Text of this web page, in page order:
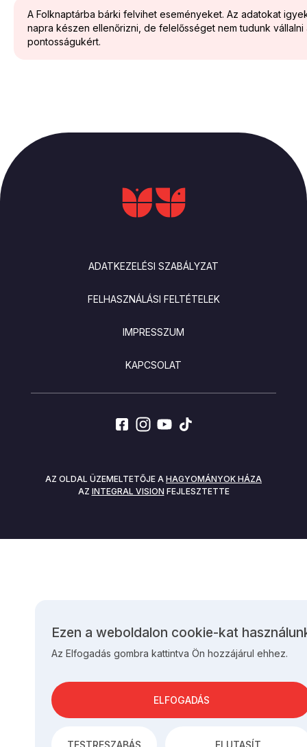
A Folknaptárba bárki felvihet eseményeket. Az adatokat
napra készen ellenőrizni, de felelősséget nem tudunk vállalni
pontosságukért.
ADATKEZELÉSI SZABÁLYZAT
FELHASZNÁLÁSI FELTÉTELEK
IMPRESSZUM
KAPCSOLAT
SOCIALS
AZ OLDAL ÜZEMELTETŐJE A HAGYOMÁNYOK HÁZA
AZ INTEGRAL VISION FEJLESZTETTE
Személyes
adatok
cookie-
k
használata
Ezen a weboldalon cookie-kat
Az Elfogadás gombra kattintva Ön hozzájárul ehhez.
TESTRESZABÁS ELUTASÍT
ELFOGADÁS